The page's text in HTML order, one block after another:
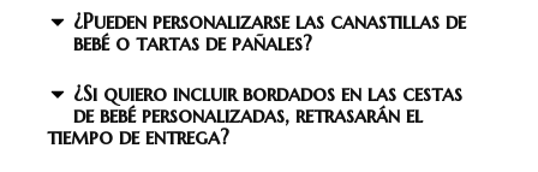
¿Pueden personalizarse las canastillas de
bebé o tartas de pañales?
¿Si quiero incluir bordados en las cestas
de bebé personalizadas, retrasarán el
tiempo de entrega?